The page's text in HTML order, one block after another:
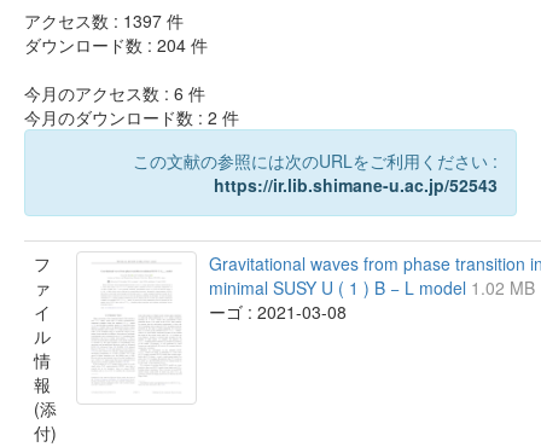
アクセス数 : 1397 件
ダウンロード数 : 204 件
今月のアクセス数 : 6 件
今月のダウンロード数 : 2 件
この文献の参照には次のURLをご利用ください :
https://ir.lib.shimane-u.ac.jp/52543
フ
ァ
イ
ル
情
報
(添
付)
Gravitational waves from phase transition
minimal SUSY U ( 1 ) B − L model 1.02 MB
ーゴ : 2021-03-08